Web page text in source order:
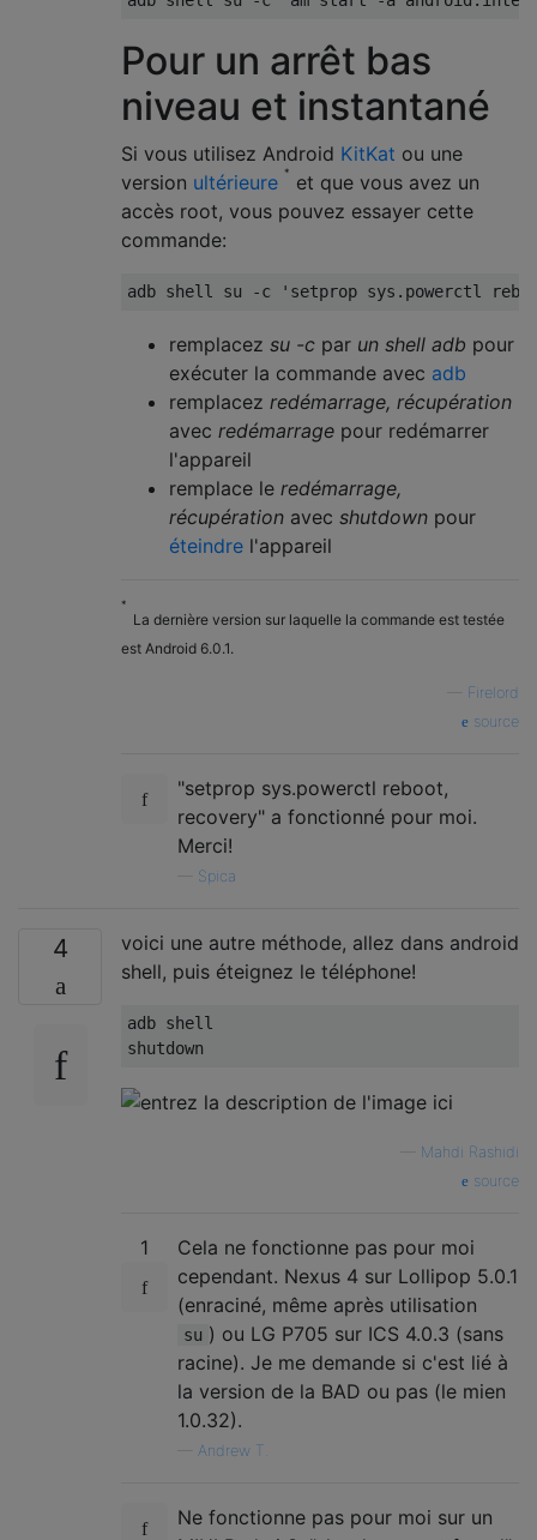
Pour un arrêt bas
niveau et instantané
Si vous utilisez Android KitKat ou une
version ultérieure *
et que vous avez un
accès root, vous pouvez essayer cette
commande:
remplacez su -c par un shell adb pour
exécuter la commande avec adb
remplacez redémarrage, récupération
avec redémarrage pour redémarrer
l'appareil
remplace le redémarrage,
récupération avec shutdown pour
éteindre l'appareil
*
La dernière version sur laquelle la commande est testée
est Android 6.0.1.
Firelord
source
"setprop sys.powerctl reboot,
recovery" a fonctionné pour moi.
Merci!
Spica
4
voici une autre méthode, allez dans android
shell, puis éteignez le téléphone!
adb shell
Mahdi Rashidi
source
1
Cela ne fonctionne pas pour moi
cependant. Nexus 4 sur Lollipop 5.0.1
(enraciné, même après utilisation
su ) ou LG P705 sur ICS 4.0.3 (sans
racine). Je me demande si c'est lié à
la version de la BAD ou pas (le mien
1.0.32).
Andrew T.
Ne fonctionne pas pour moi sur un